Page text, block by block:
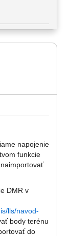
napojenie
funkcie
DMR v
lls/navod-
body terénu
do